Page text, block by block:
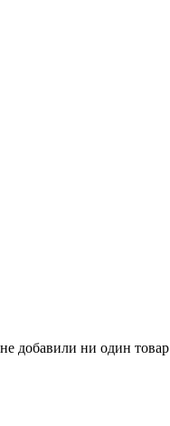
добавили ни один товар